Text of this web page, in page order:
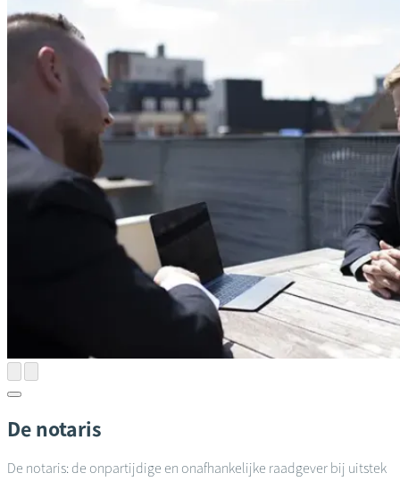
De notaris
De notaris: de onpartijdige en onafhankelijke raadgever bij uitstek